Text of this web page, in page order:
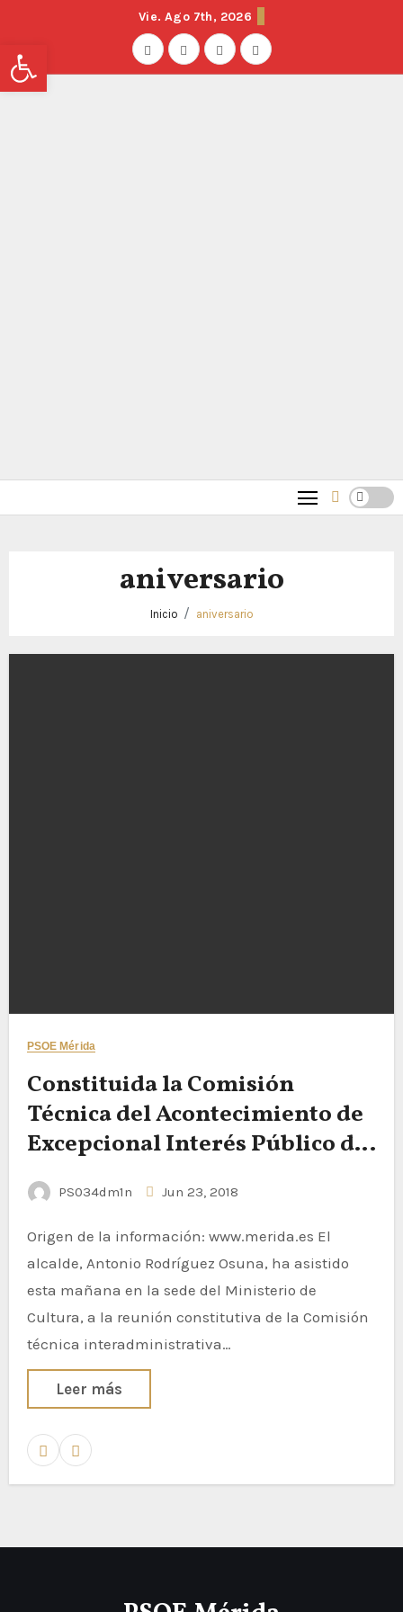
Vie. Ago 7th, 2026
aniversario
Inicio aniversario
PSOE Mérida
Constituida la Comisión
Técnica del Acontecimiento de
Excepcional Interés Público del
XXV Aniversario de Mérida
como Ciudad Patrimonio
PS034dm1n Jun 23, 2018
Origen de la información: www.merida.es El
alcalde, Antonio Rodríguez Osuna, ha asistido
esta mañana en la sede del Ministerio de
Cultura, a la reunión constitutiva de la Comisión
técnica interadministrativa…
Leer más
Abrir barra de herramientas